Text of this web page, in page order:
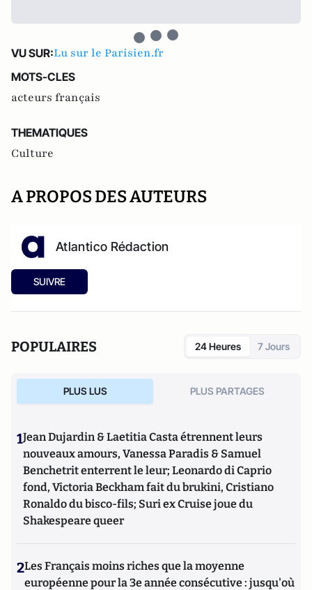
VU SUR:Lu sur le Parisien.fr
MOTS-CLES
acteurs français
THEMATIQUES
Culture
A PROPOS DES AUTEURS
Atlantico Rédaction
SUIVRE
POPULAIRES 24 Heures 7 Jours
PLUS LUS PLUS PARTAGES
1Jean Dujardin & Laetitia Casta étrennent leurs
nouveaux amours, Vanessa Paradis & Samuel
Benchetrit enterrent le leur; Leonardo di Caprio
fond, Victoria Beckham fait du brukini, Cristiano
Ronaldo du bisco-fils; Suri ex Cruise joue du
Shakespeare queer
2Les Français moins riches que la moyenne
européenne pour la 3e année consécutive : jusqu'où